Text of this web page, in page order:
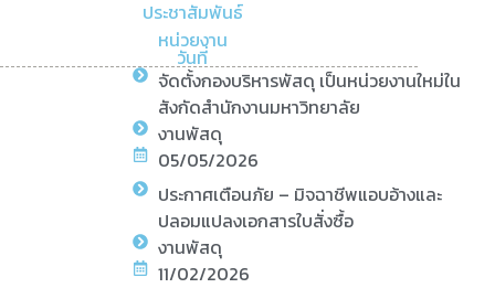
ประชาสัมพันธ์
หน่วยงาน
วันที่
จัดตั้งกองบริหารพัสดุ เป็นหน่วยงานใหม่ใน
สังกัดสำนักงานมหาวิทยาลัย
งานพัสดุ
05/05/2026
ประกาศเตือนภัย – มิจฉาชีพแอบอ้างและ
ปลอมแปลงเอกสารใบสั่งซื้อ
งานพัสดุ
11/02/2026